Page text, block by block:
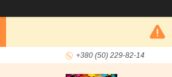
+380 (50) 229-82-14